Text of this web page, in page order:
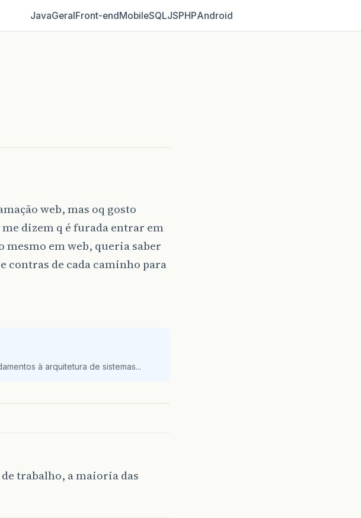
JavaGeralFront‑endMobileSQLJSPHPAndroid
web, mas oq gosto
dizem q é furada entrar em
mesmo em web, queria saber
contras de cada caminho para
à arquitetura de sistemas...
trabalho, a maioria das